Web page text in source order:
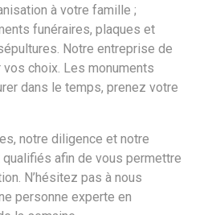
à votre famille ;
funéraires, plaques et
Notre entreprise de
choix. Les monuments
dans le temps, prenez votre
notre diligence et notre
afin de vous permettre
N’hésitez pas à nous
personne experte en